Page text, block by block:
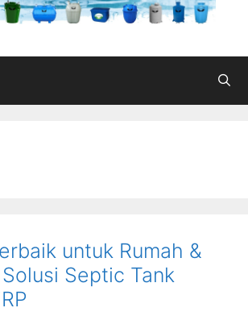
untuk Rumah &
Septic Tank